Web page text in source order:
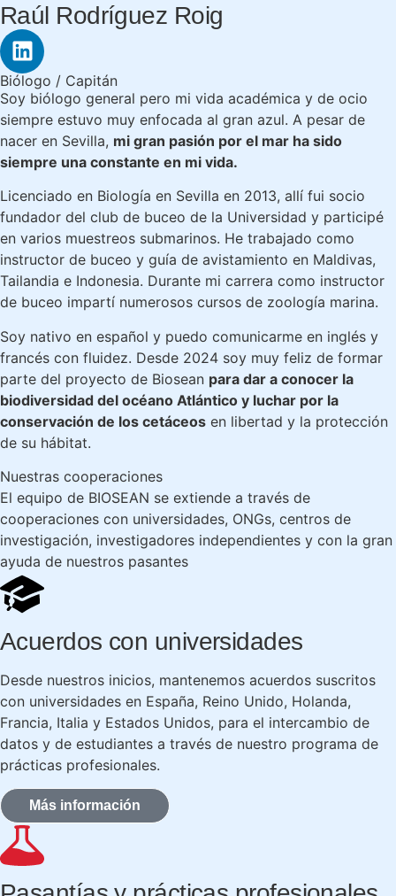
Raúl Rodríguez Roig
Biólogo / Capitán
Soy biólogo general pero mi vida académica y de ocio
siempre estuvo muy enfocada al gran azul. A pesar de
nacer en Sevilla, mi gran pasión por el mar ha sido
siempre una constante en mi vida.
Licenciado en Biología en Sevilla en 2013, allí fui socio
fundador del club de buceo de la Universidad y participé
en varios muestreos submarinos. He trabajado como
instructor de buceo y guía de avistamiento en Maldivas,
Tailandia e Indonesia. Durante mi carrera como instructor
de buceo impartí numerosos cursos de zoología marina.
Soy nativo en español y puedo comunicarme en inglés y
francés con fluidez. Desde 2024 soy muy feliz de formar
parte del proyecto de Biosean para dar a conocer la
biodiversidad del océano Atlántico y luchar por la
conservación de los cetáceos en libertad y la protección
de su hábitat.
Nuestras cooperaciones
El equipo de BIOSEAN se extiende a través de
cooperaciones con universidades, ONGs, centros de
investigación, investigadores independientes y con la gran
ayuda de nuestros pasantes
Acuerdos con universidades
Desde nuestros inicios, mantenemos acuerdos suscritos
con universidades en España, Reino Unido, Holanda,
Francia, Italia y Estados Unidos, para el intercambio de
datos y de estudiantes a través de nuestro programa de
prácticas profesionales.
Más información